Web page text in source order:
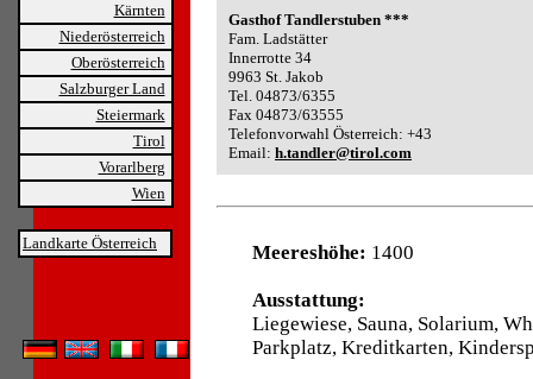
Kärnten
Niederösterreich
Oberösterreich
Salzburger Land
Steiermark
Tirol
Vorarlberg
Wien
Landkarte Österreich
Gasthof Tandlerstuben ***
Fam. Ladstätter
Innerrotte 34
9963 St. Jakob
Tel. 04873/6355
Fax 04873/63555
Telefonvorwahl Österreich: +43
Email: h.tandler@tirol.com
Meereshöhe: 1400
Ausstattung:
Liegewiese, Sauna, Solarium,
Parkplatz, Kreditkarten,